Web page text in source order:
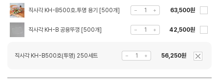
직사각 KH-B500호.투명 용기 [500개] 63,500원
직사각 KH-B 공용뚜껑 [500개] 42,500원
직사각 KH-B500호(투명) 250세트 56,250원